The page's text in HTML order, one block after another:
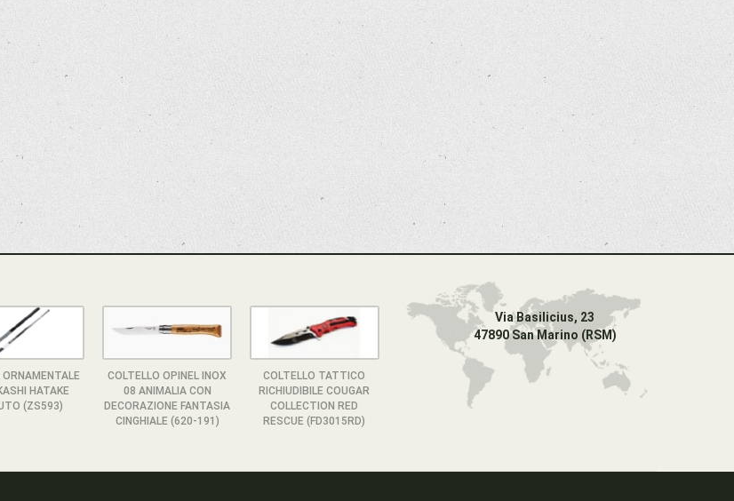
ORNAMENTALE
HATAKE
(ZS593)
COLTELLO OPINEL INOX
08 ANIMALIA CON
DECORAZIONE FANTASIA
CINGHIALE (620-191)
COLTELLO TATTICO
RICHIUDIBILE COUGAR
COLLECTION RED
RESCUE (FD3015RD)
Via Basilicius, 23
47890 San Marino (RSM)